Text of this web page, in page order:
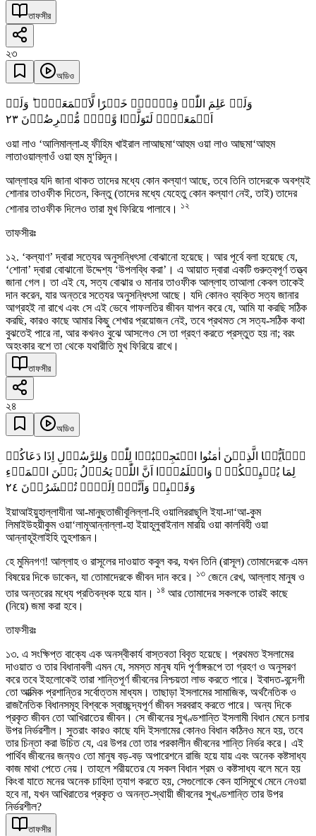
তাফসীর
২৩
অডিও
وَلَوۡ عَلِمَ اللّٰہُ فِیۡہِمۡ خَیۡرًا لَّاَسۡمَعَہُمۡ ؕ وَلَوۡ
اَسۡمَعَہُمۡ لَتَوَلَّوۡا وَّہُمۡ مُّعۡرِضُوۡنَ ٢٣
ওয়া লাও ‘আলিমাল্লা-হু ফীহিম খাইরাল লাআছমা‘আহুম ওয়া লাও আছমা‘আহুম
লাতাওয়াল্লাওঁ ওয়া হুম মু‘রিদূন।
আল্লাহর যদি জানা থাকত তাদের মধ্যে কোন কল্যাণ আছে, তবে তিনি তাদেরকে অবশ্যই
শোনার তাওফীক দিতেন, কিন্তু (তাদের মধ্যে যেহেতু কোন কল্যাণ নেই, তাই) তাদের
শোনার তাওফীক দিলেও তারা মুখ ফিরিয়ে পালাবে। ১২
তাফসীরঃ
১২. ‘কল্যাণ’ দ্বারা সত্যের অনুসন্ধিৎসা বোঝানো হয়েছে। আর পূর্বে বলা হয়েছে যে,
‘শোনা’ দ্বারা বোঝানো উদ্দেশ্য ‘উপলব্ধি করা’। এ আয়াত দ্বারা একটি গুরুত্বপূর্ণ তত্ত্ব
জানা গেল। তা এই যে, সত্য বোঝার ও মানার তাওফীক আল্লাহ তাআলা কেবল তাকেই
দান করেন, যার অন্তরে সত্যের অনুসন্ধিৎসা আছে। যদি কোনও ব্যক্তি সত্য জানার
আগ্রহই না রাখে এবং সে এই ভেবে গাফলতির জীবন যাপন করে যে, আমি যা করছি সঠিক
করছি, কারও কাছে আমার কিছু শেখার প্রয়োজন নেই, তবে প্রথমত সে সত্য-সঠিক কথা
বুঝতেই পারে না, আর কখনও বুঝে আসলেও সে তা গ্রহণ করতে প্রস্তুত হয় না; বরং
অহংকার বশে তা থেকে যথারীতি মুখ ফিরিয়ে রাখে।
তাফসীর
২৪
অডিও
یٰۤاَیُّہَا الَّذِیۡنَ اٰمَنُوا اسۡتَجِیۡبُوۡا لِلّٰہِ وَلِلرَّسُوۡلِ اِذَا دَعَاکُمۡ
لِمَا یُحۡیِیۡکُمۡ ۚ وَاعۡلَمُوۡۤا اَنَّ اللّٰہَ یَحُوۡلُ بَیۡنَ الۡمَرۡءِ
وَقَلۡبِہٖ وَاَنَّہٗۤ اِلَیۡہِ تُحۡشَرُوۡنَ ٢٤
ইয়াআইয়ুহাল্লাযীনা আ-মানুছতাজীবূলিল্লা-হি ওয়ালিররাছূলি ইযা-দা‘আ-কুম
লিমাইউহয়ীকুম ওয়া‘লামূআন্নাল্লা-হা ইয়াহূলুবাইনাল মারয়ি ওয়া কালবিহী ওয়া
আন্নাহূইলাইহি তুহশারূন।
হে মুমিনগণ! আল্লাহ ও রাসূলের দাওয়াত কবুল কর, যখন তিনি (রাসূল) তোমাদেরকে এমন
বিষয়ের দিকে ডাকেন, যা তোমাদেরকে জীবন দান করে। ১৩ জেনে রেখ, আল্লাহ মানুষ ও
তার অন্তরের মধ্যে প্রতিবন্ধক হয়ে যান। ১৪ আর তোমাদের সকলকে তারই কাছে
(নিয়ে) জমা করা হবে।
তাফসীরঃ
১৩. এ সংক্ষিপ্ত বাক্যে এক অনস্বীকার্য বাস্তবতা বিবৃত হয়েছে। প্রথমত ইসলামের
দাওয়াত ও তার বিধানাবলী এমন যে, সমস্ত মানুষ যদি পূর্ণাঙ্গরূপে তা গ্রহণ ও অনুসরণ
করে তবে ইহলোকেই তারা শান্তিপূর্ণ জীবনের নিশ্চয়তা লাভ করতে পারে। ইবাদত-বন্দেগী
তো আত্মিক প্রশান্তির সর্বোত্তম মাধ্যম। তাছাড়া ইসলামের সামাজিক, অর্থনৈতিক ও
রাজনৈতিক বিধানসমূহ বিশ্বকে স্বাচ্ছন্দ্যপূর্ণ জীবন সরবরাহ করতে পারে। অন্য দিকে
প্রকৃত জীবন তো আখিরাতের জীবন। সে জীবনের সুখণ্ডশান্তি ইসলামী বিধান মেনে চলার
উপর নির্ভরশীল। সুতরাং কারও কাছে যদি ইসলামের কোনও বিধান কঠিনও মনে হয়, তবে
তার চিন্তা করা উচিত যে, এর উপর তো তার পরকালীন জীবনের শান্তি নির্ভর করে। এই
পার্থিব জীবনের জন্যও তো মানুষ বড়-বড় অপারেশনে রাজি হয়ে যায় এবং অনেক কষ্টসাধ্য
কাজ মাথা পেতে নেয়। তাহলে শরীয়তের যে সকল বিধান শ্রম ও কষ্টসাধ্য বলে মনে হয়
কিংবা যাতে মনের অনেক চাহিদা ত্যাগ করতে হয়, সেগুলোকে কেন হাসিমুখে মেনে নেওয়া
হবে না, যখন আখিরাতের প্রকৃত ও অনন্ত-স্থায়ী জীবনের সুখণ্ডশান্তি তার উপর
নির্ভরশীল?
তাফসীর